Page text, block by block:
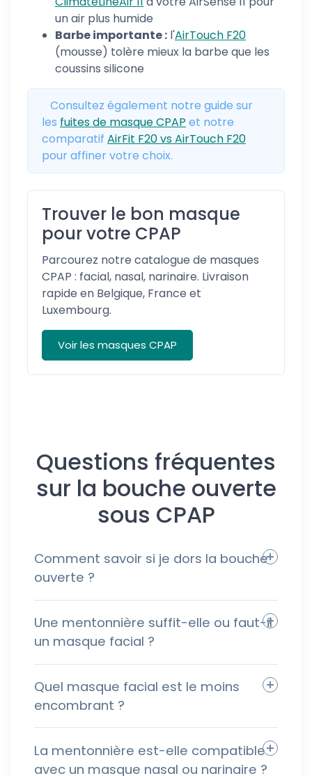
un air plus humide
Barbe importante : l'AirTouch F20
(mousse) tolère mieux la barbe que les
coussins silicone
Consultez également notre guide sur
les fuites de masque CPAP et notre
comparatif AirFit F20 vs AirTouch F20
pour affiner votre choix.
Trouver le bon masque
pour votre CPAP
Parcourez notre catalogue de masques
CPAP : facial, nasal, narinaire. Livraison
rapide en Belgique, France et
Luxembourg.
Voir les masques CPAP
Questions fréquentes
sur la bouche ouverte
sous CPAP
Comment savoir si je dors la bouche
ouverte ?
Une mentonnière suffit-elle ou faut-il
un masque facial ?
Quel masque facial est le moins
encombrant ?
La mentonnière est-elle compatible
avec un masque nasal ou narinaire ?